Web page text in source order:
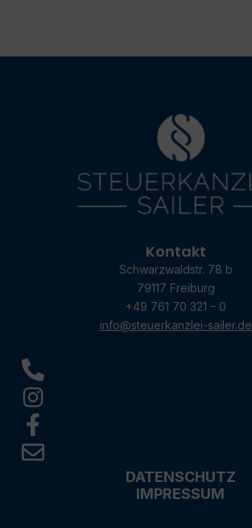
Kontakt
Schwarzwaldstr. 78 b
79117 Freiburg
+49 761 70 321 – 0
info@steuerkanzlei-sailer.de
DATENSCHUTZ
IMPRESSUM